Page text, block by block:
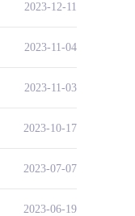
2023-12-11
2023-11-04
2023-11-03
2023-10-17
2023-07-07
2023-06-19